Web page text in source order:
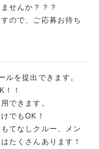
せんか？？？
ので、ご応募お待ち
を提出できます。
！
できます。
でもOK！
てなしクルー、メン
たくさんあります！